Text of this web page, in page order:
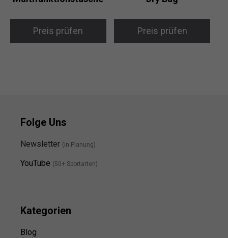
Preis prüfen Preis prüfen
Folge Uns
Newsletter (in Planung)
YouTube (50+ Sportarten)
Kategorien
Blog